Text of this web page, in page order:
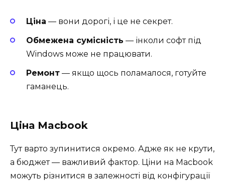
Ціна — вони дорогі, і це не секрет.
Обмежена сумісність — інколи софт під
Windows може не працювати.
Ремонт — якщо щось поламалося, готуйте
гаманець.
Ціна Macbook
Тут варто зупинитися окремо. Адже як не крути,
а бюджет — важливий фактор. Ціни на Macbook
можуть різнитися в залежності від конфігурації